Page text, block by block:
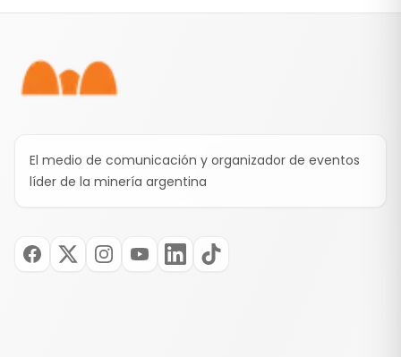
El medio de comunicación y organizador de eventos
líder de la minería argentina